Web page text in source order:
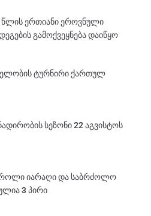
წლის ერთიანი ეროვნული
გამოქვეყნება დაიწყო
ტურნირი ქართულ
სეზონი 22 აგვისტოს
იარაღი და საბრძოლო
3 პირი